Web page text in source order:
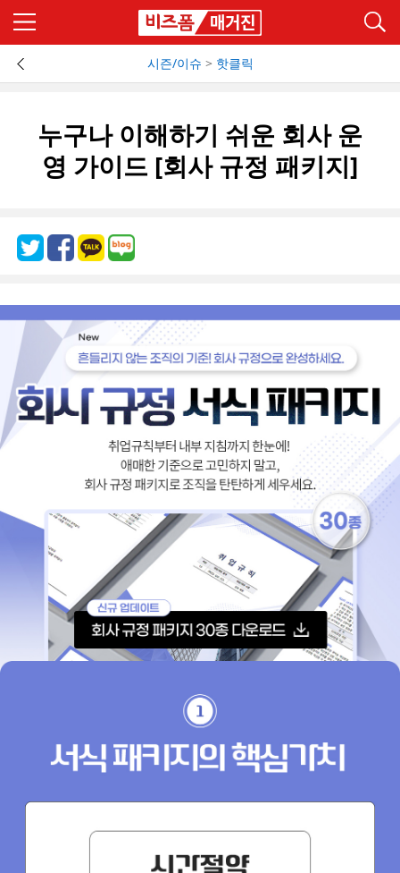
시즌/이슈 > 핫클릭
누구나 이해하기 쉬운 회사 운
영 가이드 [회사 규정 패키지]